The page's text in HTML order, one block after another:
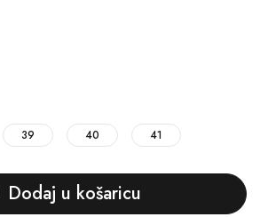
39 40 41
Dodaj u košaricu